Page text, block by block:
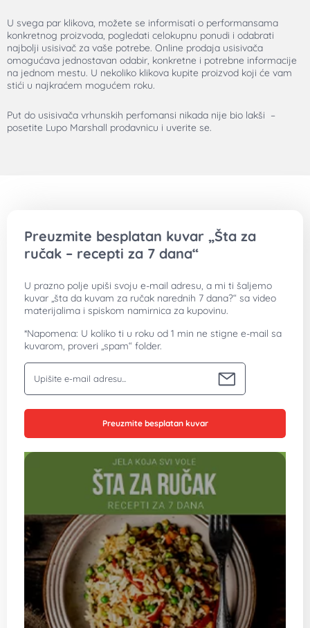
U svega par klikova, možete se informisati o performansama
konkretnog proizvoda, pogledati celokupnu ponudi i odabrati
najbolji usisivač za vaše potrebe. Online prodaja usisivača
omogućava jednostavan odabir, konkretne i potrebne informacije
na jednom mestu. U nekoliko klikova kupite proizvod koji će vam
stići u najkraćem mogućem roku.
Put do usisivača vrhunskih perfomansi nikada nije bio lakši –
posetite Lupo Marshall prodavnicu i uverite se.
Preuzmite besplatan kuvar „Šta za
ručak – recepti za 7 dana“
U prazno polje upiši svoju e-mail adresu, a mi ti šaljemo
kuvar „šta da kuvam za ručak narednih 7 dana?“ sa video
materijalima i spiskom namirnica za kupovinu.
*Napomena: U koliko ti u roku od 1 min ne stigne e-mail sa
kuvarom, proveri „spam“ folder.
Preuzmite besplatan kuvar